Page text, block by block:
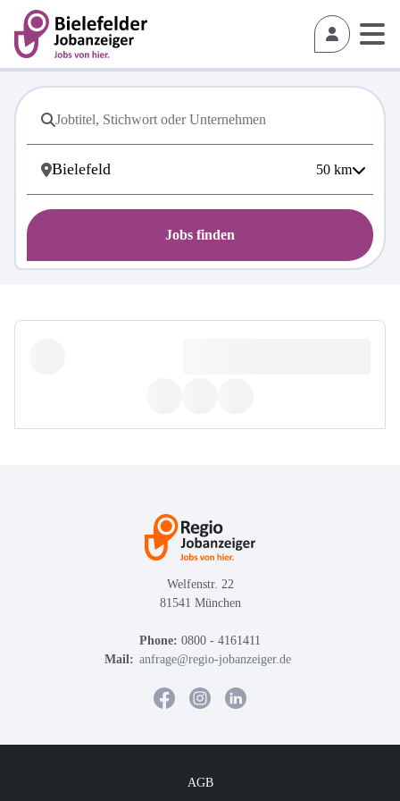
50 km
Jobs finden
Welfenstr. 22
81541 München
Phone: 0800 - 4161411
Mail: anfrage@regio-jobanzeiger.de
AGB